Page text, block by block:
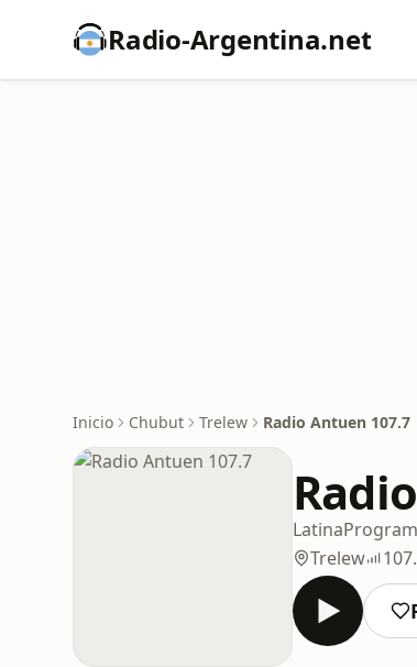
Radio-Argentina.net
Inicio Chubut Trelew Radio Antuen 107.7
Latina
Trelew